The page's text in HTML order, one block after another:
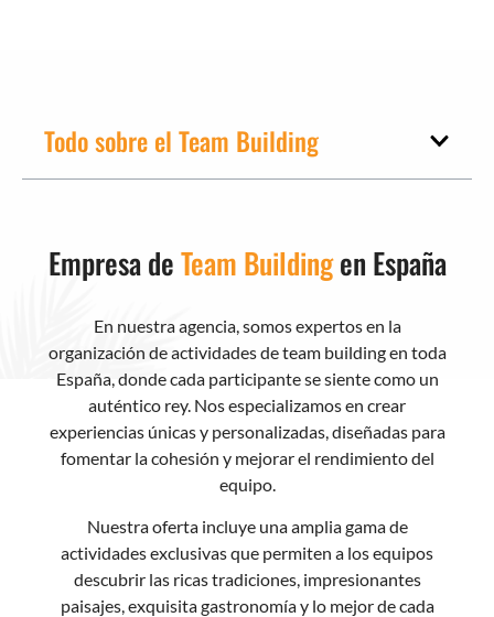
Todo sobre el Team Building
Empresa deTeam Buildingen España
En nuestra agencia, somos expertos en la
organización de actividades de team building en toda
España, donde cada participante se siente como un
auténtico rey. Nos especializamos en crear
experiencias únicas y personalizadas, diseñadas para
fomentar la cohesión y mejorar el rendimiento del
equipo.
Nuestra oferta incluye una amplia gama de
actividades exclusivas que permiten a los equipos
descubrir las ricas tradiciones, impresionantes
paisajes, exquisita gastronomía y lo mejor de cada